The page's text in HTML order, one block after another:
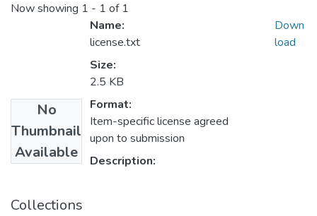
Now showing 1 - 1 of 1
No
Thumbnail
Available
Name:
license.txt
Size:
2.5 KB
Format:
Item-specific license agreed
upon to submission
Description:
Down
load
Collections